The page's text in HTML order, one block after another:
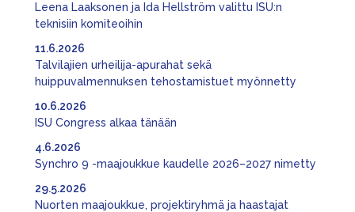
Leena Laaksonen ja Ida Hellström valittu ISU:n
teknisiin komiteoihin
Talvilajien urheilija-apurahat sekä
huippuvalmennuksen tehostamistuet myönnetty
11.6.2026
ISU Congress alkaa tänään
10.6.2026
Synchro 9 -maajoukkue kaudelle 2026–2027 nimetty
4.6.2026
Nuorten maajoukkue, projektiryhmä ja haastajat
29.5.2026